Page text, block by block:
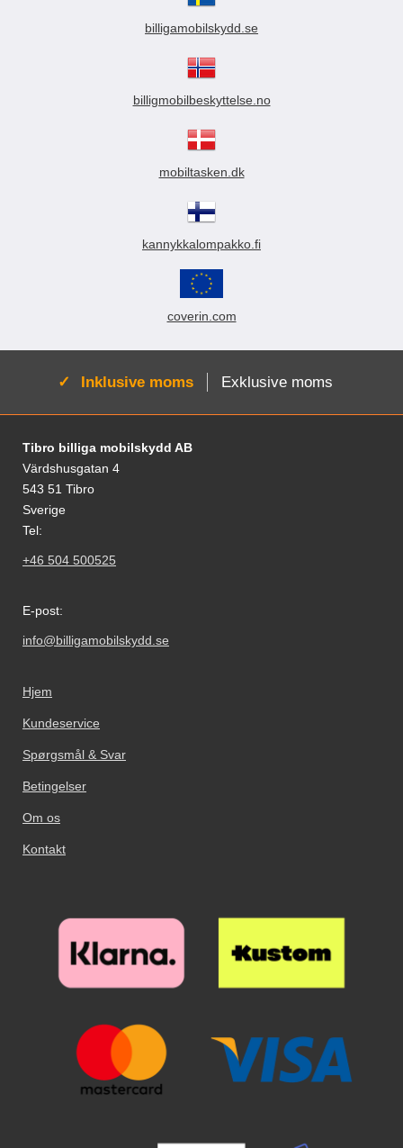
billigamobilskydd.se
billigmobilbeskyttelse.no
mobiltasken.dk
kannykkalompakko.fi
coverin.com
Aktiv:
Inklusive moms Exklusive moms
Fodnoter Blandede oplysninger og links
Tibro billiga mobilskydd AB
Värdshusgatan 4
543 51 Tibro
Sverige
Tel:
+46 504 500525
E-post:
info@billigamobilskydd.se
Hjem
Kundeservice
Spørgsmål & Svar
Betingelser
Om os
Kontakt